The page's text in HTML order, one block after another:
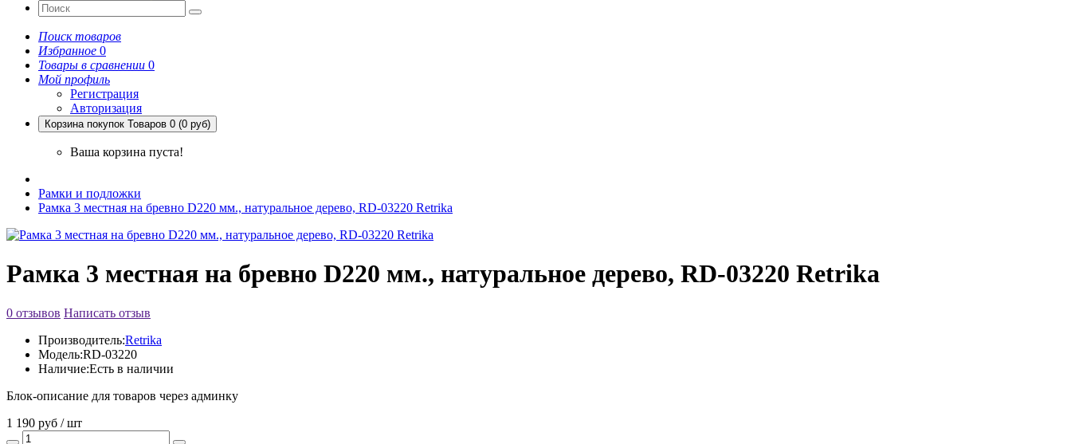
Поиск товаров
Избранное 0
Товары в сравнении 0
Мой профиль
Регистрация
Авторизация
Корзина покупок Товаров 0 (0 руб)
Ваша корзина пуста!
Рамки и подложки
Рамка 3 местная на бревно D220 мм., натуральное дерево, RD-03220 Retrika
Рамка 3 местная на бревно D220 мм., натуральное дерево, RD-03220 Retrika
0 отзывов Написать отзыв
Производитель:Retrika
Модель:RD-03220
Наличие:Есть в наличии
Блок-описание для товаров через админку
1 190 руб / шт